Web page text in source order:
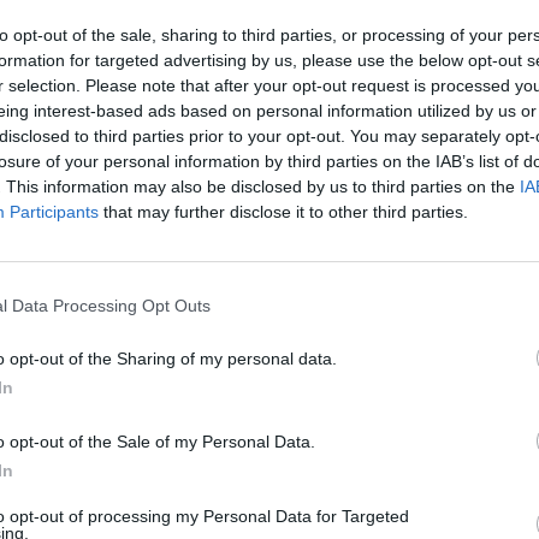
opt-out of the sale, sharing to third parties, or processing of your
for targeted advertising by us, please use the below opt-out
selection. Please note that after your opt-out request is processed
interest-based ads based on personal information utilized by us
to third parties prior to your opt-out. You may separately
of your personal information by third parties on the IAB’s list of
This information may also be disclosed by us to third parties on the
Participants that may further disclose it to other third parties.
Data Processing Opt Outs
opt-out of the Sharing of my personal data.
opt-out of the Sale of my Personal Data.
opt-out of processing my Personal Data for Targeted
entre si y conectadas con pasos de peatones. La
en el trazado de la MetroGuagua, que se traslada hacia
en ocasiones con los carriles para acceso a garajes, y
donde conecta con la calle Juan Rejón para ocupar el
al llegar a la calle Gordillo, tomar el lado sur de la
en el tramo 8 de la Metroguagua se completa mediante la
espacios libres a ambos lados del trazado, siendo de especial
que se creará entre las calles Gran Canaria y Tenerife.
trabajos consisten en la demolición de pavimentos y el asfalto
y viales, la instalación de un nuevo sistema de alumbrado y las
obras incluyen la instalación de jardineras rectangulares con
Gran Canaria y Tenerife. Las nuevas áreas verdes irán
un nuevo mobiliario urbano a lo largo del recorrido,
libre entre la calle Gran Canaria y Tenerife. Dentro de la
que ocupa nueve metros de diámetro y está formado
de altavoces. Los juegos podrán seleccionarse en varios